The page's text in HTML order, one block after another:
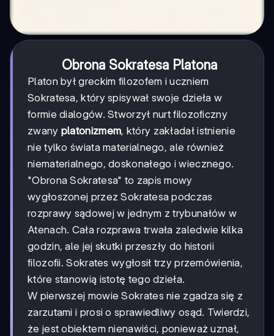
Obrona Sokratesa Platona
Platon był greckim filozofem i uczniem
Sokratesa, który spisywał swoje dzieła w
formie dialogów. Stworzył nurt filozoficzny
zwany platonizmem, który zakładał istnienie
nie tylko świata materialnego, ale również
niematerialnego, doskonałego i wiecznego.
"Obrona Sokratesa" to zapis mowy
wygłoszonej przez Sokratesa podczas
rozprawy sądowej w jednym z trybunałów w
Atenach. Cała rozprawa trwała zaledwie kilka
godzin, ale jej skutki przeszły do historii
filozofii. Sokrates wygłosił trzy przemówienia,
które stanowią istotę tego dzieła.
W pierwszej mowie Sokrates nie zgadza się z
zarzutami i prosi o sprawiedliwy osąd. Twierdzi,
że jest obiektem nienawiści, ponieważ uznał,